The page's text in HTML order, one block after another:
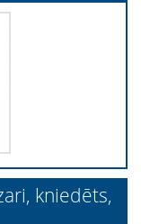
kniedēts,